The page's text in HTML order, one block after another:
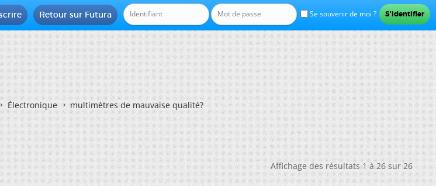
Se souvenir de moi ?
Retour sur Futura
Électronique multimètres de mauvaise qualité?
Affichage des résultats 1 à 26 sur 26